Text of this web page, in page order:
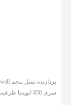
سری 850 انویدیا ظرفیت...